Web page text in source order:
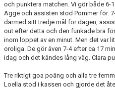
och punktera matchen. Vi gör både 6-
Agge och assisten stod Pommer för.
därmed sitt tredje mål för dagen,
out efter detta och den funkade bra
inom loppet av en minut. Men det var
oroliga. De gör även 7-4 efter ca 17
idag och det kändes lång väg. Clara
Tre riktigt goa poäng och alla tre
Loella stod i kassen och gjorde det